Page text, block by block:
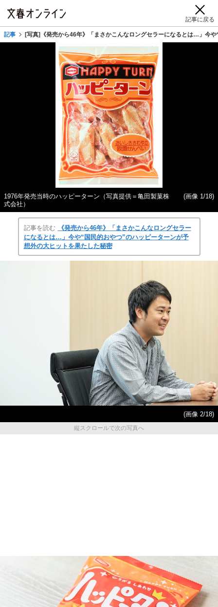
記事に戻る
記事 [写真]《発売から46年》「まさかこんなロングセラーになるとは…」今
1976年発売当時のハッピーターン（写真提供＝亀田製菓株
式会社）
(画像 1/18)
記事を読む
《発売から46年》「まさかこんなロングセラー
になるとは…」今や“国民的おやつ”のハッピーターンが予
想外の大ヒットを果たした秘密
(画像 2/18)
縦スクロールで次の写真へ